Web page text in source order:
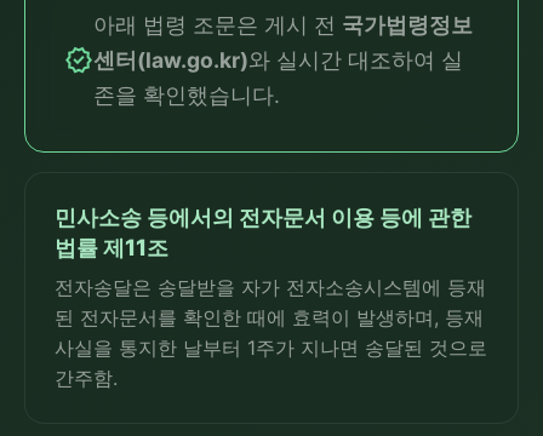
verified
아래 법령 조문은 게시 전 국가법령정보
센터(law.go.kr)와 실시간 대조하여 실
존을 확인했습니다.
민사소송 등에서의 전자문서 이용 등에 관한
법률 제11조
전자송달은 송달받을 자가 전자소송시스템에 등재
된 전자문서를 확인한 때에 효력이 발생하며, 등재
사실을 통지한 날부터 1주가 지나면 송달된 것으로
간주함.